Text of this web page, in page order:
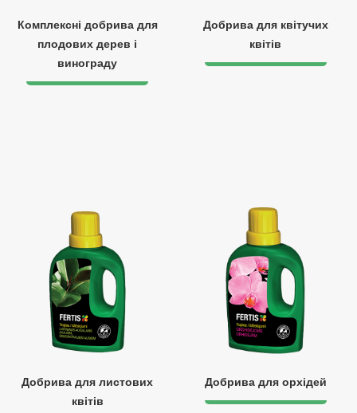
Комплексні добрива для
плодових дерев і
винограду
Добрива для квітучих
квітів
Добрива для листових
квітів
Добрива для орхідей